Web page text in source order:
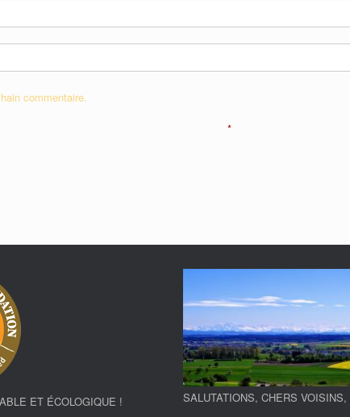
commentaire.
*
ET ÉCOLOGIQUE !
SALUTATIONS, CHERS VOISINS,